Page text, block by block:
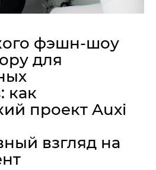
фэшн-шоу
для
как
проект Auxi
взгляд на